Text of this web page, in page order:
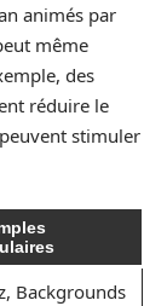
animés par
même
des
réduire le
stimuler
Backgrounds